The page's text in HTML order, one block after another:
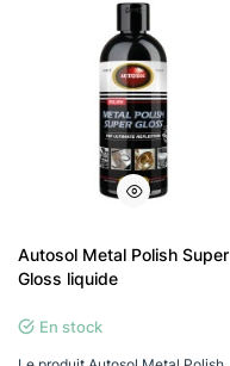
Autosol Metal Polish Super
Gloss liquide
En stock